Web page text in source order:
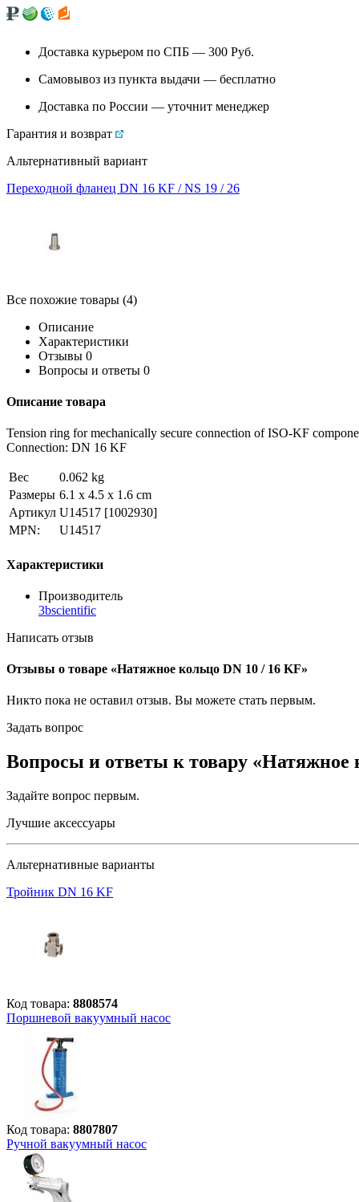
Доставка курьером по СПБ — 300 Руб.
Самовывоз из пункта выдачи — бесплатно
Доставка по России — уточнит менеджер
Гарантия и возврат
Альтернативный вариант
Переходной фланец DN 16 KF / NS 19 / 26
Все похожие товары (4)
Описание
Характеристики
Отзывы 0
Вопросы и ответы 0
Описание товара
Tension ring for mechanically secure connection of ISO-KF
Connection: DN 16 KF
Вес
0.062 kg
Размеры 6.1 x 4.5 x 1.6 cm
Артикул U14517 [1002930]
MPN:
U14517
Характеристики
Производитель
3bscientific
Написать отзыв
Отзывы о товаре «Натяжное кольцо DN 10 / 16 KF»
Никто пока не оставил отзыв. Вы можете стать первым.
Задать вопрос
Вопросы и ответы к товару «Натяжное
Задайте вопрос первым.
Лучшие аксессуары
Альтернативные варианты
Тройник DN 16 KF
Код товара: 8808574
Поршневой вакуумный насос
Код товара: 8807807
Ручной вакуумный насос